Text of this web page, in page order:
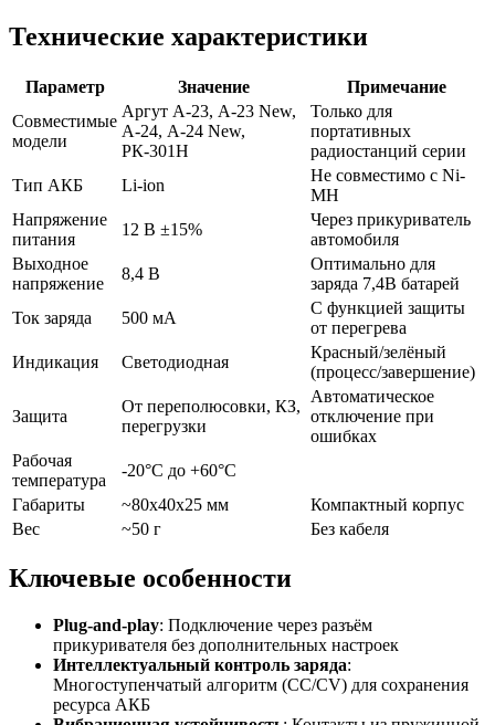
Технические характеристики
Параметр Значение
Примечание
Совместимые
модели
Аргут А-23, А-23 New,
А-24, А-24 New,
РК-301Н
Только для
портативных
радиостанций серии
Тип АКБ
Li-ion
Не совместимо с Ni-
MH
Напряжение
питания
12 В ±15%
Через прикуриватель
автомобиля
Выходное
напряжение
8,4 В
Оптимально для
заряда 7,4В батарей
Ток заряда
500 мА
С функцией защиты
от перегрева
Индикация
Светодиодная
Красный/зелёный
(процесс/завершение)
Защита
От переполюсовки, КЗ,
перегрузки
Автоматическое
отключение при
ошибках
Рабочая
температура
-20°C до +60°C
Габариты
~80x40x25 мм
Компактный корпус
Вес
~50 г Без кабеля
Ключевые особенности
Plug-and-play: Подключение через разъём
прикуривателя без дополнительных настроек
Интеллектуальный контроль заряда:
Многоступенчатый алгоритм (CC/CV) для сохранения
ресурса АКБ